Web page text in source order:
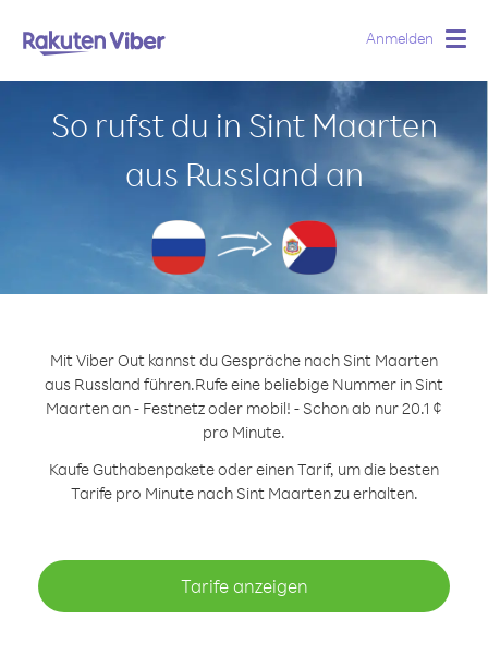
Anmelden
So rufst du in Sint Maarten
aus Russland an
Mit Viber Out kannst du Gespräche nach Sint Maarten
aus Russland führen.Rufe eine beliebige Nummer in Sint
Maarten an - Festnetz oder mobil! - Schon ab nur 20.1 ¢
pro Minute.
Kaufe Guthabenpakete oder einen Tarif, um die besten
Tarife pro Minute nach Sint Maarten zu erhalten.
Tarife anzeigen